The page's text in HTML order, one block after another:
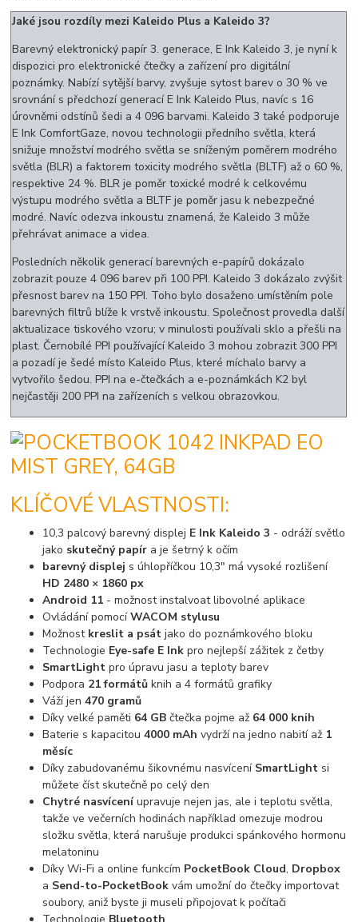
Jaké jsou rozdíly mezi Kaleido Plus a Kaleido 3?
Barevný elektronický papír 3. generace, E Ink Kaleido 3, je nyní k
dispozici pro elektronické čtečky a zařízení pro digitální
poznámky. Nabízí sytější barvy, zvyšuje sytost barev o 30 % ve
srovnání s předchozí generací E Ink Kaleido Plus, navíc s 16
úrovněmi odstínů šedi a 4 096 barvami. Kaleido 3 také podporuje
E Ink ComfortGaze, novou technologii předního světla, která
snižuje množství modrého světla se sníženým poměrem modrého
světla (BLR) a faktorem toxicity modrého světla (BLTF) až o 60 %,
respektive 24 %. BLR je poměr toxické modré k celkovému
výstupu modrého světla a BLTF je poměr jasu k nebezpečné
modré. Navíc odezva inkoustu znamená, že Kaleido 3 může
přehrávat animace a videa.
Posledních několik generací barevných e-papírů dokázalo
zobrazit pouze 4 096 barev při 100 PPI. Kaleido 3 dokázalo zvýšit
přesnost barev na 150 PPI. Toho bylo dosaženo umístěním pole
barevných filtrů blíže k vrstvě inkoustu. Společnost provedla další
aktualizace tiskového vzoru; v minulosti používali sklo a přešli na
plast. Černobílé PPI používající Kaleido 3 mohou zobrazit 300 PPI
a pozadí je šedé místo Kaleido Plus, které míchalo barvy a
vytvořilo šedou. PPI na e-čtečkách a e-poznámkách K2 byl
nejčastěji 200 PPI na zařízeních s velkou obrazovkou.
KLÍČOVÉ VLASTNOSTI:
10,3 palcový barevný displej E Ink Kaleido 3 - odráží světlo
jako skutečný papír a je šetrný k očím
barevný displej s úhlopříčkou 10,3" má vysoké rozlišení
HD 2480 × 1860 px
Android 11 - možnost instalvoat libovolné aplikace
Ovládání pomocíWACOM stylusu
Možnost kreslit a psátjako do poznámkového bloku
Technologie Eye-safe E Ink pro nejlepší zážitek z četby
SmartLightpro úpravu jasu a teploty barev
Podpora 21 formátů knih a 4 formátů grafiky
Váží jen470 gramů
Díky velké paměti 64 GB čtečka pojme až 64 000 knih
Baterie s kapacitou4000 mAh vydrží na jedno nabití až 1
měsíc
Díky zabudovanému šikovnému nasvícení SmartLight si
můžete číst skutečně po celý den
Chytré nasvíceníupravuje nejen jas, ale i teplotu světla,
takže ve večerních hodinách například omezuje modrou
složku světla, která narušuje produkci spánkového hormonu
melatoninu
Díky Wi-Fi a online funkcím PocketBook Cloud, Dropbox
a Send-to-PocketBook vám umožní do čtečky importovat
soubory, aniž byste ji museli připojovat k počítači
Technologie Bluetooth